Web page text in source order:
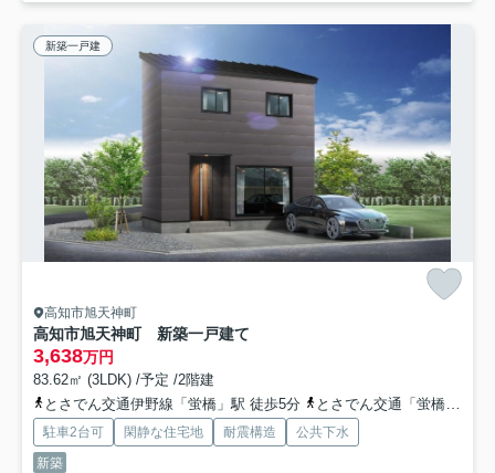
新築一戸建
高知市旭天神町
高知市旭天神町 新築一戸建て
3,638万円
83.62㎡ (3LDK) /予定 /2階建
とさでん交通伊野線「蛍橋」駅 徒歩5分
とさでん交通「蛍橋（バス）」バス停下車 徒歩5分
駐車2台可 閑静な住宅地 耐震構造
公共下水
新築